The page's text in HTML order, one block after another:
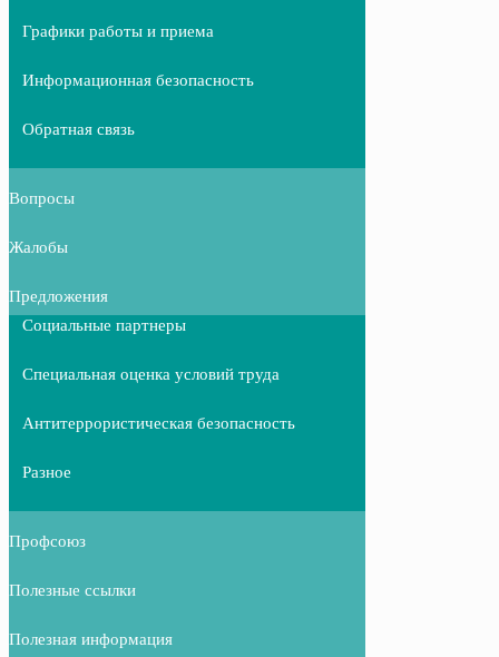
Графики работы и приема
Информационная безопасность
Обратная связь
Вопросы
Жалобы
Предложения
Социальные партнеры
Специальная оценка условий труда
Антитеррористическая безопасность
Разное
Профсоюз
Полезные ссылки
Полезная информация